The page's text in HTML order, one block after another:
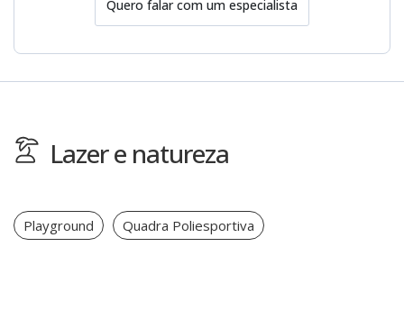
Quero falar com um especialista
Lazer e natureza
Playground Quadra Poliesportiva